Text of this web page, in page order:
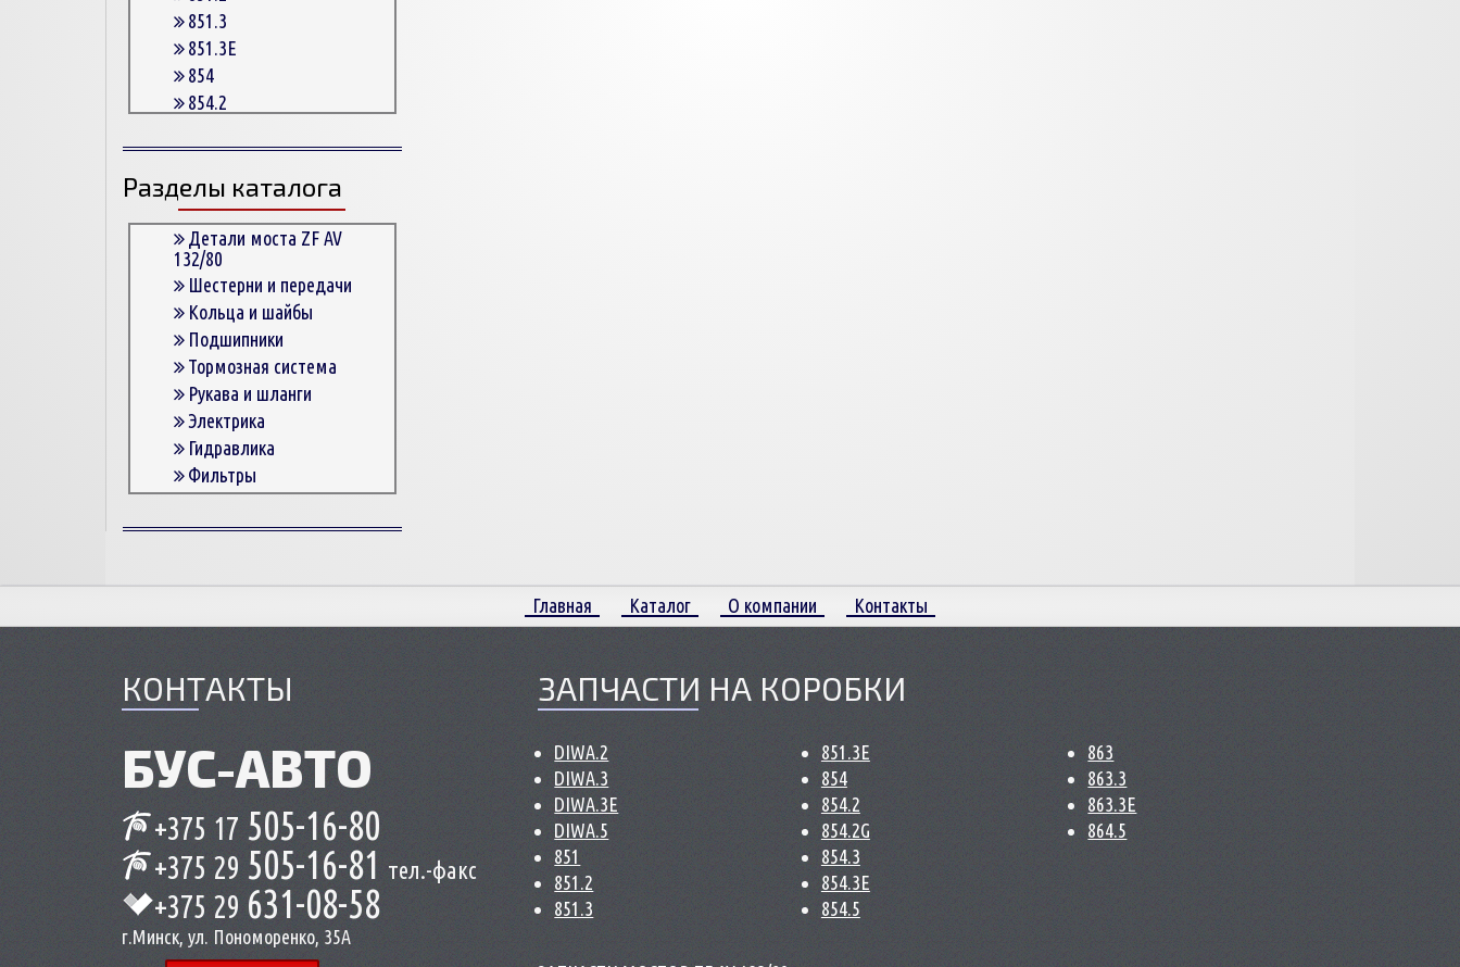
851.3
851.3E
854
854.2
854.3
854.3E
854.5
863
863.3
863.3E
864.5
Разделы каталога
Детали моста ZF AV
132/80
Шестерни и передачи
Кольца и шайбы
Подшипники
Тормозная система
Рукава и шланги
Электрика
Гидравлика
Фильтры
Корпусные детали
Пружины и болты
Втулки
Главная Каталог О компании Контакты
КОНТАКТЫ
БУС-АВТО
+375 17 505-16-80
+375 29 505-16-81 тел.-факс
+375 29 631-08-58
г.Минск, ул. Пономоренко, 35А
ЗАПЧАСТИ НА КОРОБКИ
DIWA.2
DIWA.3
DIWA.3E
DIWA.5
851
851.2
851.3
851.3E
854
854.2
854.2G
854.3
854.3E
854.5
863
863.3
863.3E
864.5